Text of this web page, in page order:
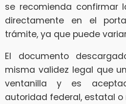
se recomienda confirmar
directamente en el
trámite, ya que puede
El documento
misma validez legal que
ventanilla y es
autoridad federal, estatal o